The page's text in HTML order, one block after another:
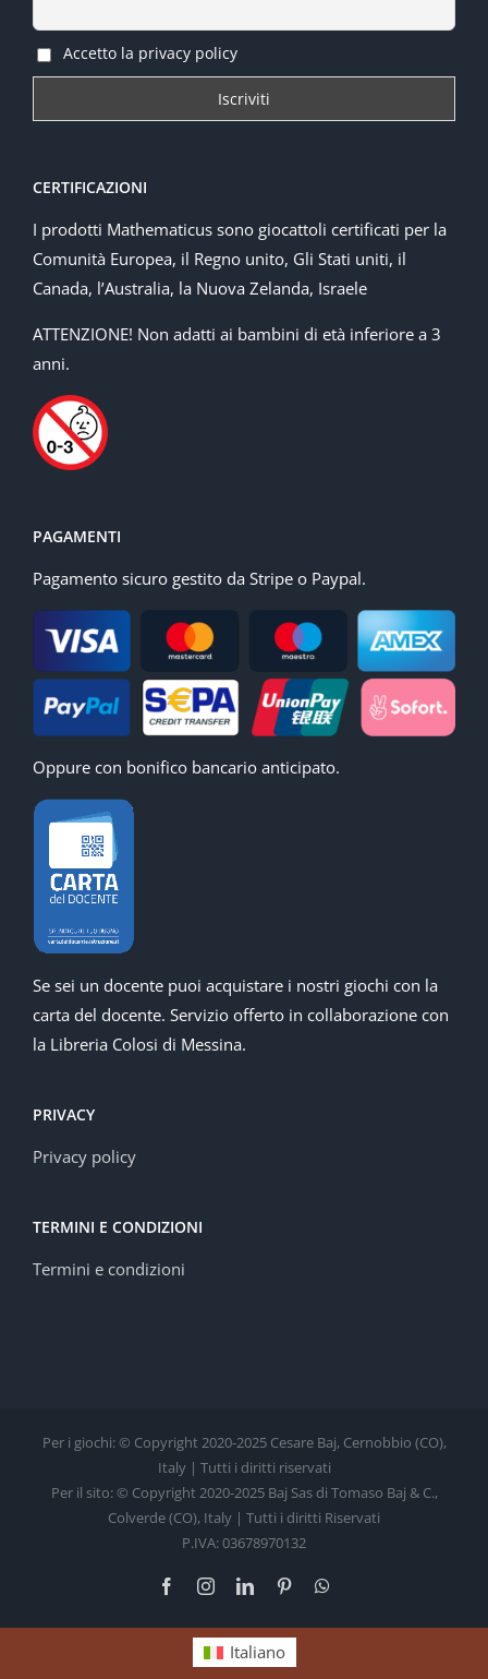
Accetto la privacy policy
CERTIFICAZIONI
I prodotti Mathematicus sono giocattoli certificati per la
Comunità Europea, il Regno unito, Gli Stati uniti, il
Canada, l’Australia, la Nuova Zelanda, Israele
ATTENZIONE! Non adatti ai bambini di età inferiore a 3
anni.
PAGAMENTI
Pagamento sicuro gestito da Stripe o Paypal.
Oppure con bonifico bancario anticipato.
Se sei un docente puoi acquistare i nostri giochi con la
carta del docente. Servizio offerto in collaborazione con
la Libreria Colosi di Messina.
PRIVACY
Privacy policy
TERMINI E CONDIZIONI
Termini e condizioni
Per i giochi: © Copyright 2020-2025 Cesare Baj, Cernobbio (CO),
Italy | Tutti i diritti riservati
Per il sito: © Copyright 2020-2025 Baj Sas di Tomaso Baj & C.,
Colverde (CO), Italy | Tutti i diritti Riservati
P.IVA: 03678970132
FacebookInstagramLinkedInPinterest
Italiano